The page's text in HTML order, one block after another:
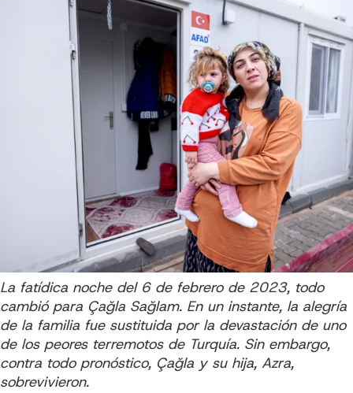
La fatídica noche del 6 de febrero de 2023, todo
cambió para Çağla Sağlam. En un instante, la alegría
de la familia fue sustituida por la devastación de uno
de los peores terremotos de Turquía. Sin embargo,
contra todo pronóstico, Çağla y su hija, Azra,
sobrevivieron.